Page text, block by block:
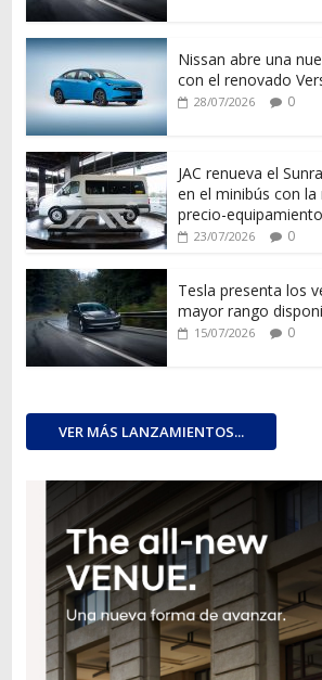
Nissan abre una
con el renovado
28/07/2026 0
JAC renueva el
en el minibús con
precio-equipamiento
23/07/2026 0
Tesla presenta los
mayor rango
15/07/2026 0
VER MÁS LANZAMIENTOS...